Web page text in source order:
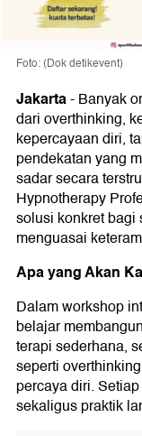
Foto: (Dok detikevent)
Jakarta-Banyak
dari overthinking,
kepercayaan diri,
pendekatan yang
sadar secara
Hypnotherapy
solusi konkret
menguasai
Apa yang Akan
Dalam workshop
belajar
terapi sederhana,
seperti
percaya diri.
sekaligus praktik